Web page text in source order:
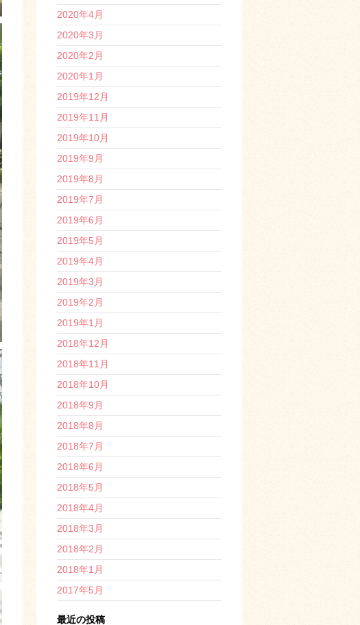
2020年4月
2020年3月
2020年2月
2020年1月
2019年12月
2019年11月
2019年10月
2019年9月
2019年8月
2019年7月
2019年6月
2019年5月
2019年4月
2019年3月
2019年2月
2019年1月
2018年12月
2018年11月
2018年10月
2018年9月
2018年8月
2018年7月
2018年6月
2018年5月
2018年4月
2018年3月
2018年2月
2018年1月
2017年5月
最近の投稿